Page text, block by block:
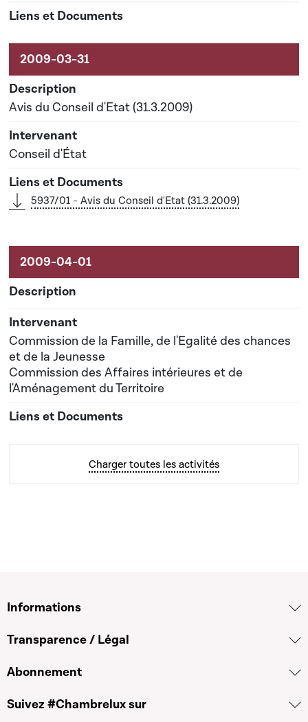
Avis du Conseil d'Etat (31.3.2009)
Conseil d'État
5937/01 - Avis du Conseil d'Etat (31.3.2009)
Commission de la Famille, de l'Egalité des chances
et de la Jeunesse
Commission des Affaires intérieures et de
l'Aménagement du Territoire
Charger toutes les activités
Informations
Transparence / Légal
Abonnement
Suivez #Chambrelux sur